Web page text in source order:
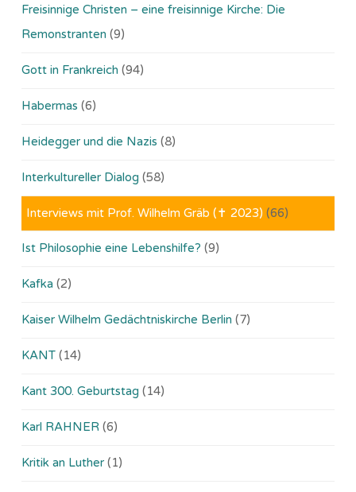
Freisinnige Christen – eine freisinnige Kirche: Die
Remonstranten (9)
Gott in Frankreich (94)
Habermas (6)
Heidegger und die Nazis (8)
Interkultureller Dialog (58)
Interviews mit Prof. Wilhelm Gräb (✝ 2023) (66)
Ist Philosophie eine Lebenshilfe? (9)
Kafka (2)
Kaiser Wilhelm Gedächtniskirche Berlin (7)
KANT (14)
Kant 300. Geburtstag (14)
Karl RAHNER (6)
Kritik an Luther (1)